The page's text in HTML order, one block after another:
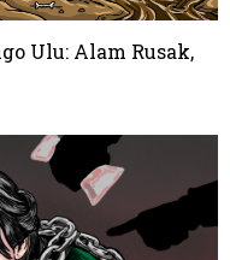
Ulu: Alam Rusak,